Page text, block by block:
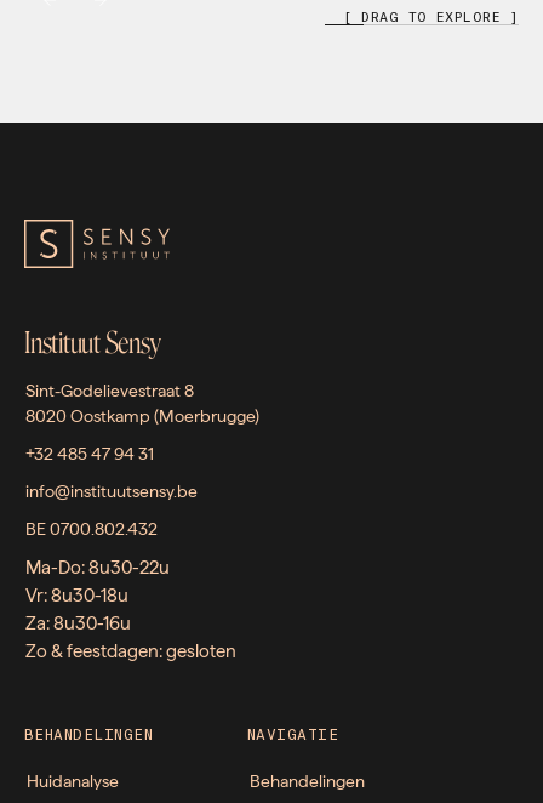
[ DRAG TO EXPLORE ]
Instituut Sensy
Sint-Godelievestraat 8
8020 Oostkamp (Moerbrugge)
+32 485 47 94 31
info@instituutsensy.be
BE 0700.802.432
Ma-Do: 8u30-22u
Vr: 8u30-18u
Za: 8u30-16u
Zo & feestdagen: gesloten
BEHANDELINGEN
Huidanalyse
NAVIGATIE
Behandelingen